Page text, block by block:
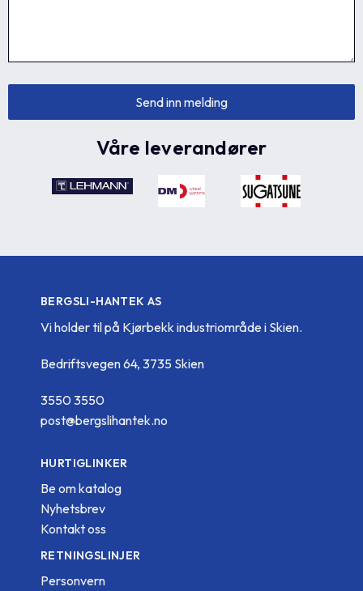
Våre leverandører
BERGSLI-HANTEK AS
Vi holder til på Kjørbekk industriområde i Skien.
Bedriftsvegen 64, 3735 Skien
3550 3550
post@bergslihantek.no
HURTIGLINKER
Be om katalog
Nyhetsbrev
Kontakt oss
RETNINGSLINJER
Personvern